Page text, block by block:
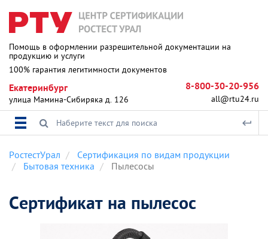
Помощь в оформлении разрешительной документации на
продукцию и услуги
100% гарантия легитимности документов
Екатеринбург
улица Мамина-Сибиряка д. 126
8-800-30-20-956
all@rtu24.ru
РостестУрал
Сертификация по видам продукции
Бытовая техника
Пылесосы
Сертификат на пылесос